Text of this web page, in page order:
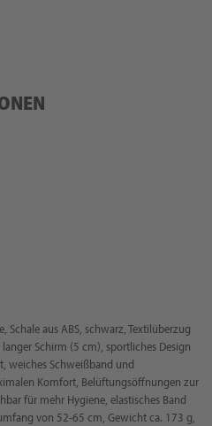
Schale aus ABS, schwarz, Textilüberzug
Schirm (5 cm), sportliches Design
weiches Schweißband und
Komfort, Belüftungsöffnungen zur
für mehr Hygiene, elastisches Band
von 52-65 cm, Gewicht ca. 173 g,